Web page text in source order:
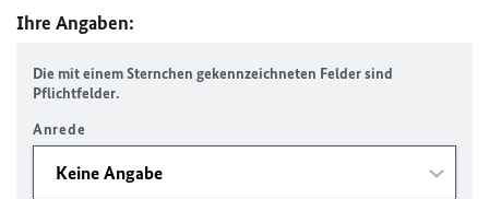
Ihre Angaben:
Die mit einem Sternchen gekennzeichneten Felder sind
Pflichtfelder.
Anrede